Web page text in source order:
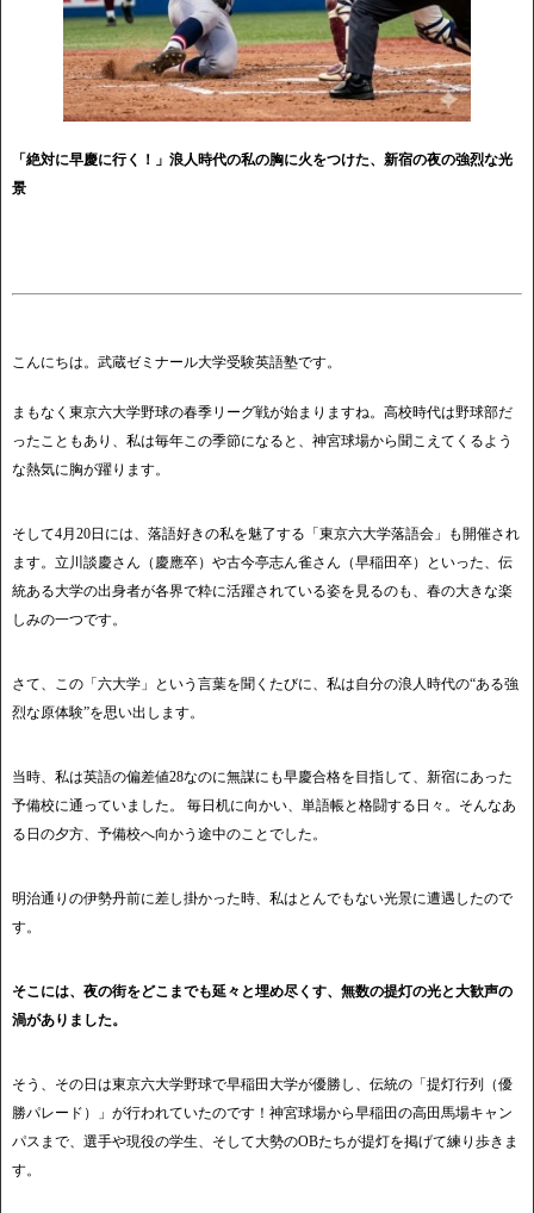
「絶対に早慶に行く！」浪人時代の私の胸に火をつけた、新宿の夜の強烈な光
景
こんにちは。武蔵ゼミナール大学受験英語塾です。
まもなく東京六大学野球の春季リーグ戦が始まりますね。高校時代は野球部だ
ったこともあり、私は毎年この季節になると、神宮球場から聞こえてくるよう
な熱気に胸が躍ります。
そして4月20日には、落語好きの私を魅了する「東京六大学落語会」も開催され
ます。立川談慶さん（慶應卒）や古今亭志ん雀さん（早稲田卒）といった、伝
統ある大学の出身者が各界で粋に活躍されている姿を見るのも、春の大きな楽
しみの一つです。
さて、この「六大学」という言葉を聞くたびに、私は自分の浪人時代の“ある強
烈な原体験”を思い出します。
当時、私は英語の偏差値28なのに無謀にも早慶合格を目指して、新宿にあった
予備校に通っていました。 毎日机に向かい、単語帳と格闘する日々。そんなあ
る日の夕方、予備校へ向かう途中のことでした。
明治通りの伊勢丹前に差し掛かった時、私はとんでもない光景に遭遇したので
す。
そこには、夜の街をどこまでも延々と埋め尽くす、無数の提灯の光と大歓声の
渦がありました。
そう、その日は東京六大学野球で早稲田大学が優勝し、伝統の「提灯行列（優
勝パレード）」が行われていたのです！神宮球場から早稲田の高田馬場キャン
パスまで、選手や現役の学生、そして大勢のOBたちが提灯を掲げて練り歩きま
す。